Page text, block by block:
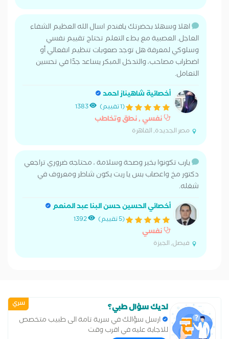
اهلا وسهلا بحضرتك يافندم اسال الله العظيم الشفاء
العاجل. العصبية مع بطء التعلم تحتاج تقييم نفسي
وسلوكي لمعرفة هل توجد صعوبات تنظيم انفعالي أو
اضطراب مصاحب، والتدخل المبكر يساعد جدًا في تحسين
التعامل.
أخصائية شاهيناز احمد
(1 تقييم) 1383
نفسي , نطق وتخاطب
مصر الجديدة, القاهرة
يارب تكونوا بخير وصحة وسلامة ، محتاجه ضروري تراجعي
دكتور مخ واعصاب بس يا ريت يكون شاطر ومعروف في
شغله.
أخصائي الحسين حسن البنا عبد المنعم
(5 تقييم) 1392
نفسي
فيصل, الجيزة
سري لديك سؤال طبي؟
ارسل سؤالك في سرية تامة الى طبيب متخصص
للاجابة عليه في اقرب وقت